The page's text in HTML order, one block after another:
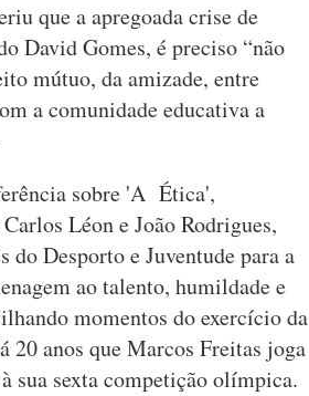
que a apregoada crise de
David Gomes, é preciso “não
mútuo, da amizade, entre
a comunidade educativa a
sobre 'A Ética',
Léon e João Rodrigues,
Desporto e Juventude para a
ao talento, humildade e
momentos do exercício da
20 anos que Marcos Freitas joga
sua sexta competição olímpica.